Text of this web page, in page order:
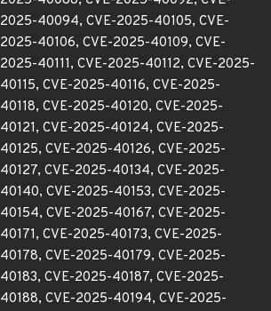
2025-40094, CVE-2025-40105, CVE-
2025-40106, CVE-2025-40109, CVE-
2025-40111, CVE-2025-40112, CVE-2025-
40115, CVE-2025-40116, CVE-2025-
40118, CVE-2025-40120, CVE-2025-
40121, CVE-2025-40124, CVE-2025-
40125, CVE-2025-40126, CVE-2025-
40127, CVE-2025-40134, CVE-2025-
40140, CVE-2025-40153, CVE-2025-
40154, CVE-2025-40167, CVE-2025-
40171, CVE-2025-40173, CVE-2025-
40178, CVE-2025-40179, CVE-2025-
40183, CVE-2025-40187, CVE-2025-
40188, CVE-2025-40194, CVE-2025-